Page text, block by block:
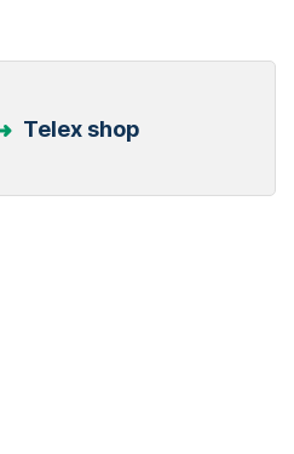
Telex shop